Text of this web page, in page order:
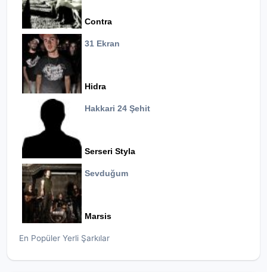
Contra
31 Ekran
Hidra
Hakkari 24 Şehit
Serseri Styla
Sevduğum
Marsis
En Popüler Yerli Şarkılar